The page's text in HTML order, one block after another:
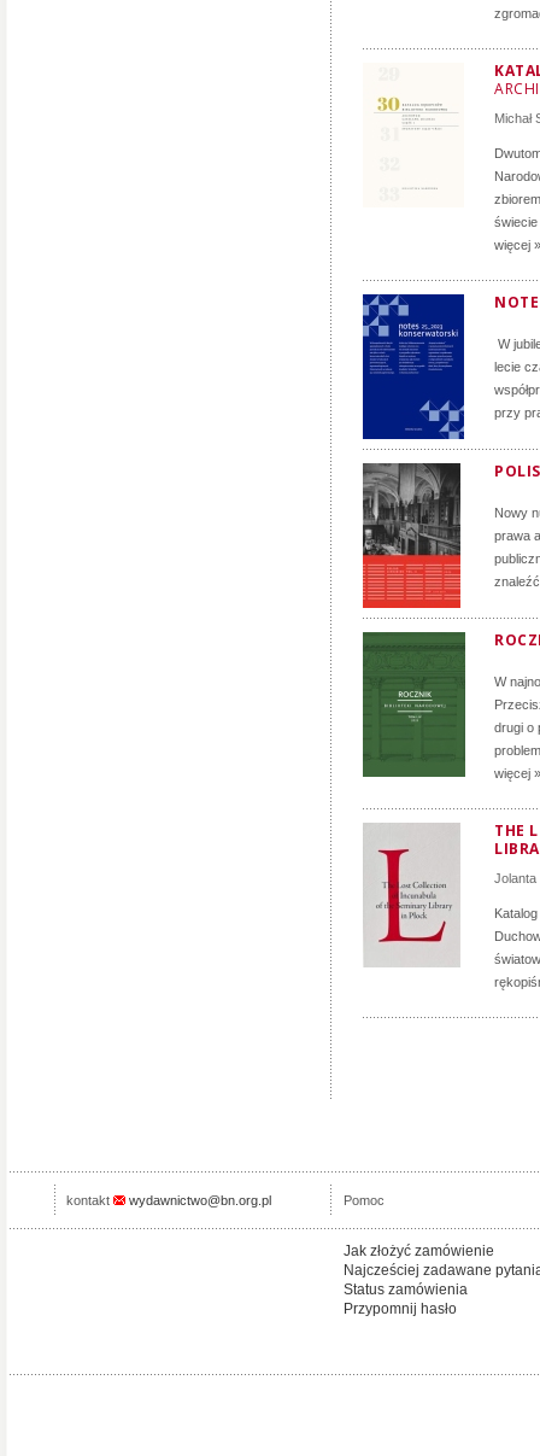
Michał
więcej »
W
lecie
przy
Nowy
prawa
W
drugi o
więcej »
THE
Jolanta
kontakt wydawnictwo@bn.org.pl Pomoc
Jak złożyć zamówienie
Najcześciej zadawane
Status zamówienia
Przypomnij hasło